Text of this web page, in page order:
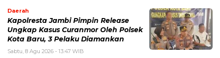
Daerah
Kapolresta Jambi Pimpin Release
Ungkap Kasus Curanmor Oleh Polsek
Kota Baru, 3 Pelaku Diamankan
Sabtu, 8 Agu 2026 - 13:47 WIB